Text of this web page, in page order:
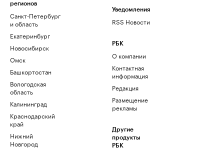
регионов
Санкт-Петербург
и область
Екатеринбург
Новосибирск
Омск
Башкортостан
Вологодская
область
Калининград
Краснодарский
край
Нижний
Новгород
Уведомления
RSS Новости
РБК
О компании
Контактная
информация
Редакция
Размещение
рекламы
Другие
продукты
РБК